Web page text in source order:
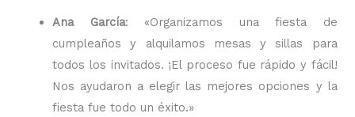
Ana García: «Organizamos una fiesta de
cumpleaños y alquilamos mesas y sillas para
todos los invitados. ¡El proceso fue rápido y fácil!
Nos ayudaron a elegir las mejores opciones y la
fiesta fue todo un éxito.»